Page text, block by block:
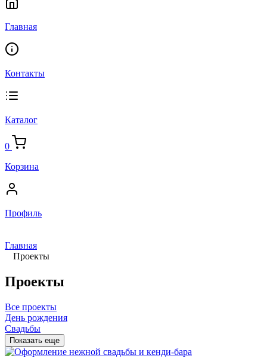
Главная
Контакты
Каталог
0
Корзина
Профиль
Главная
Проекты
Проекты
Все проекты
День рождения
Свадьбы
Показать еще